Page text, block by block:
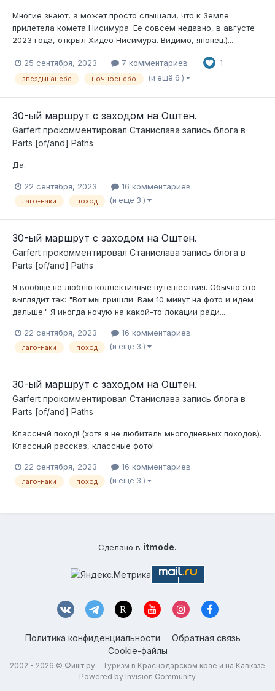
Многие знают, а может просто слышали, что к Земле
прилетела комета Нисимура. Её совсем недавно, в августе
2023 года, открыл Хидео Нисимура. Видимо, японец.)...
25 сентября, 2023 7 комментариев 1
звездынанебе ночноенебо (и ещё 6 )
30-ый маршрут с заходом на Оштен.
Garfert прокомментировал Станислава запись блога в
Parts [of/and] Paths
Да.
22 сентября, 2023 16 комментариев
лаго-наки поход (и ещё 3 )
30-ый маршрут с заходом на Оштен.
Garfert прокомментировал Станислава запись блога в
Parts [of/and] Paths
Я вообще не люблю коллективные путешествия. Обычно это
выглядит так: "Вот мы пришли. Вам 10 минут на фото и идем
дальше." Я иногда ночую на какой-то локации ради...
22 сентября, 2023 16 комментариев
лаго-наки поход (и ещё 3 )
30-ый маршрут с заходом на Оштен.
Garfert прокомментировал Станислава запись блога в
Parts [of/and] Paths
Классный поход! (хотя я не любитель многодневных походов).
Классный рассказ, классные фото!
22 сентября, 2023 16 комментариев
лаго-наки поход (и ещё 3 )
Сделано в itmode.
Политика конфиденциальности
Обратная связь
Cookie-файлы
2002 - 2026 © Фишт.ру - Туризм в Краснодарском крае и на Кавказе
Powered by Invision Community